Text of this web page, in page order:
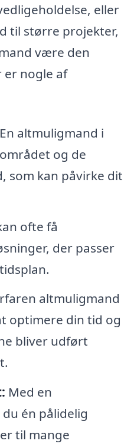
eller
til større projekter,
være den
er nogle af
En altmuligmand i
og de
som kan påvirke dit
ofte få
der passer
altmuligmand
optimere din tid og
bliver udført
Med en
én pålidelig
til mange